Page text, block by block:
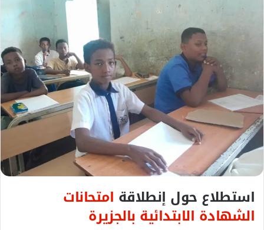
ر
ي
د
ل
ك
ت
ر
ن
استطلاع حول إنطلاقة امتحانات
الشهادة الابتدائية بالجزيرة